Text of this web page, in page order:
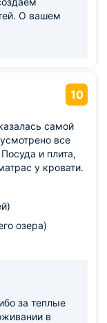
О вашем
остаются
чтобы
и
вам всего
снова
10
самой
все
и плита,
у кровати.
озера)
за теплые
в